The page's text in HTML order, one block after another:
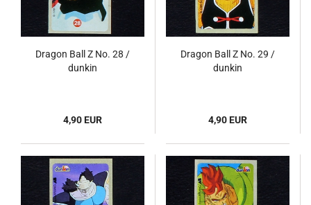
Dragon Ball Z No. 28 /
dunkin
4,90 EUR
Dragon Ball Z No. 29 /
dunkin
4,90 EUR